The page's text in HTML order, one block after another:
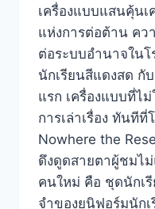
เครื่องแบบแสนคุ้น
แห่งการต่อต้าน คว
ต่อระบบอำนาจในโ
นักเรียนสีแดงสด
แรก เครื่องแบบที่ไ
การเล่าเรื่อง ทันที
Nowhere the
ดึงดูดสายตาผู้ชมไ
คนใหม่ คือ ชุดนักเ
จำของยูนิฟอร์มนัก